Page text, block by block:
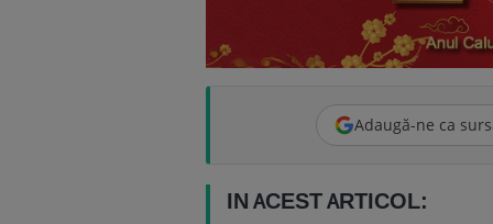
Adaugă-ne ca
IN ACEST ARTICOL: